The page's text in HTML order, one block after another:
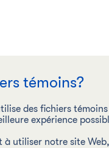
témoins?
des fichiers
expérience
à utiliser notre site